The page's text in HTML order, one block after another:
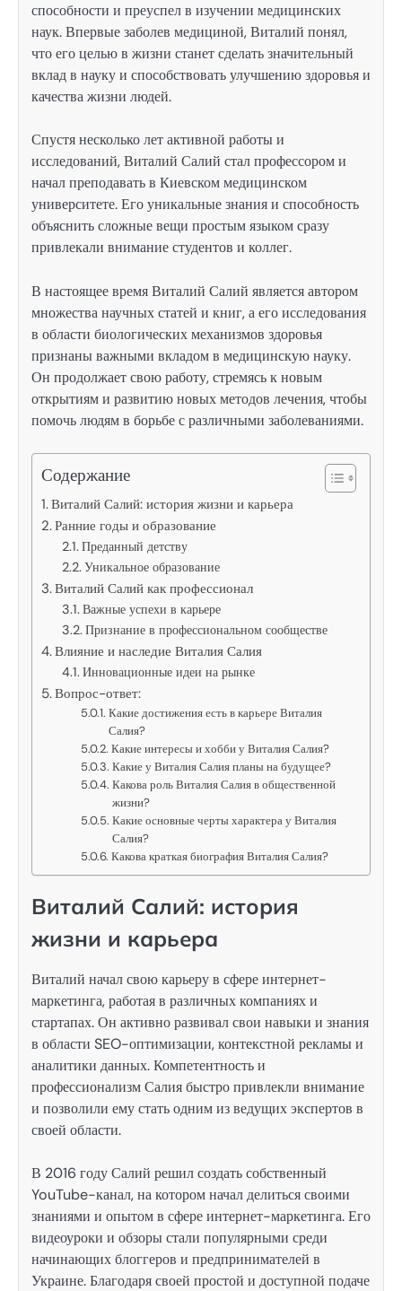
способности и преуспел в изучении медицинских
наук. Впервые заболев медициной, Виталий понял,
что его целью в жизни станет сделать значительный
вклад в науку и способствовать улучшению здоровья и
качества жизни людей.
Спустя несколько лет активной работы и
исследований, Виталий Салий стал профессором и
начал преподавать в Киевском медицинском
университете. Его уникальные знания и способность
объяснить сложные вещи простым языком сразу
привлекали внимание студентов и коллег.
В настоящее время Виталий Салий является автором
множества научных статей и книг, а его исследования
в области биологических механизмов здоровья
признаны важными вкладом в медицинскую науку.
Он продолжает свою работу, стремясь к новым
открытиям и развитию новых методов лечения, чтобы
помочь людям в борьбе с различными заболеваниями.
Содержание
Виталий Салий: история жизни и карьера
Ранние годы и образование
Преданный детству
Уникальное образование
Виталий Салий как профессионал
Важные успехи в карьере
Признание в профессиональном сообществе
Влияние и наследие Виталия Салия
Инновационные идеи на рынке
Вопрос-ответ:
Какие достижения есть в карьере Виталия
Салия?
Какие интересы и хобби у Виталия Салия?
Какие у Виталия Салия планы на будущее?
Какова роль Виталия Салия в общественной
жизни?
Какие основные черты характера у Виталия
Салия?
Какова краткая биография Виталия Салия?
Виталий Салий: история
жизни и карьера
Виталий начал свою карьеру в сфере интернет-
маркетинга, работая в различных компаниях и
стартапах. Он активно развивал свои навыки и знания
в области SEO-оптимизации, контекстной рекламы и
аналитики данных. Компетентность и
профессионализм Салия быстро привлекли внимание
и позволили ему стать одним из ведущих экспертов в
своей области.
В 2016 году Салий решил создать собственный
YouTube-канал, на котором начал делиться своими
знаниями и опытом в сфере интернет-маркетинга. Его
видеоуроки и обзоры стали популярными среди
начинающих блоггеров и предпринимателей в
Украине. Благодаря своей простой и доступной подаче